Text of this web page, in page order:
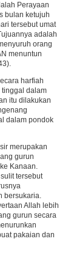
Perayaan
bulan ketujuh
tersebut umat
adalah
orang
menuntun
harfiah
dalam
itu dilakukan
dalam pondok
merupakan
gurun
Kanaan.
tersebut
bersukaria.
Allah lebih
gurun secara
pakaian dan